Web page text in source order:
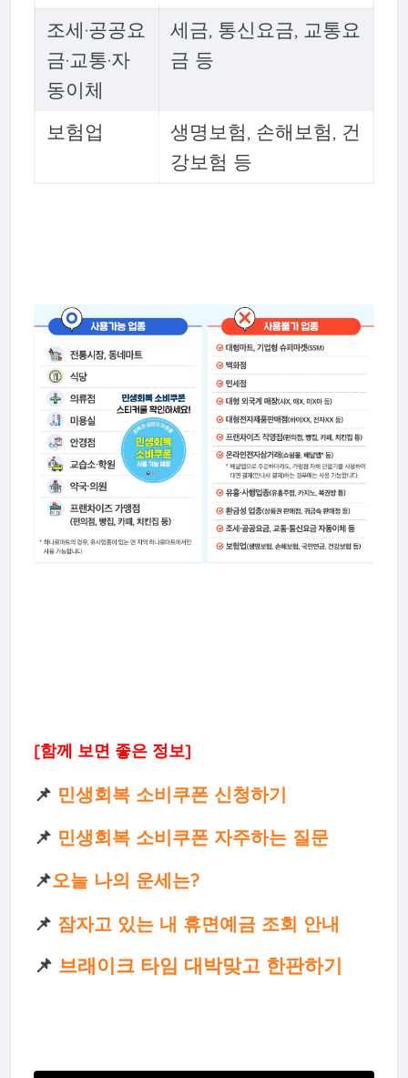
조세·공공요
금·교통·자
동이체
세금, 통신요금, 교통요
금 등
보험업
생명보험, 손해보험, 건
강보험 등
[함께 보면 좋은 정보]
📌 민생회복 소비쿠폰 신청하기
📌 민생회복 소비쿠폰 자주하는 질문
📌오늘 나의 운세는?
📌 잠자고 있는 내 휴면예금 조회 안내
📌 브래이크 타임 대박맞고 한판하기